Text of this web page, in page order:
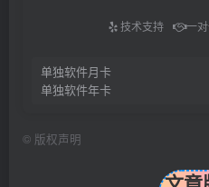
技术支持 一
单独软件月卡
单独软件年卡
© 版权声明